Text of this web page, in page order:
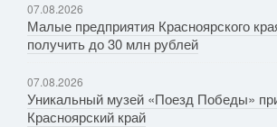
07.08.2026
Малые предприятия Красноярского
получить до 30 млн рублей
07.08.2026
Уникальный музей «Поезд Победы»
Красноярский край